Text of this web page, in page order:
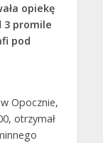
opiekę
3 promile
pod
Opocznie,
otrzymał